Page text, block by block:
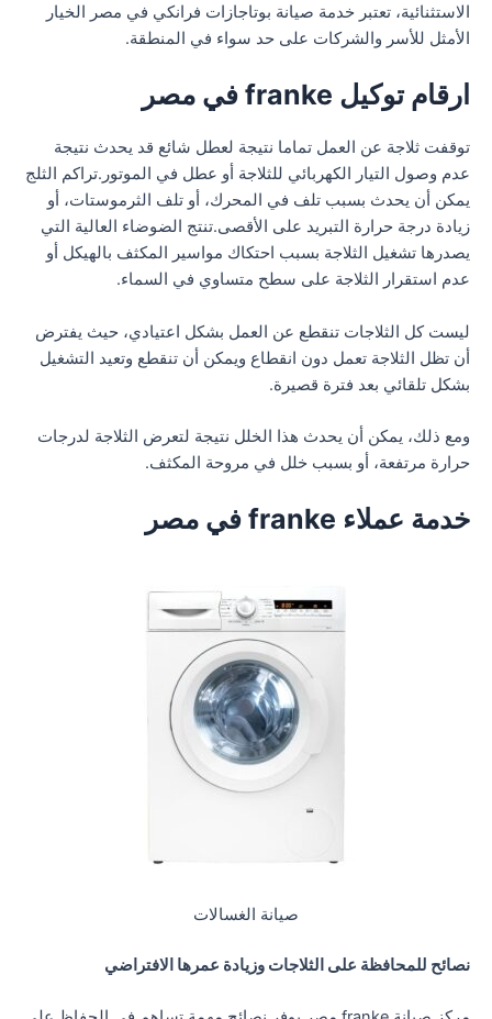
الاستثنائية، تعتبر خدمة صيانة بوتاجازات فرانكي في مصر الخيار
الأمثل للأسر والشركات على حد سواء في المنطقة.
ارقام توكيل franke في مصر
توقفت ثلاجة عن العمل تماما نتيجة لعطل شائع قد يحدث نتيجة
عدم وصول التيار الكهربائي للثلاجة أو عطل في الموتور.تراكم الثلج
يمكن أن يحدث بسبب تلف في المحرك، أو تلف الثرموستات، أو
زيادة درجة حرارة التبريد على الأقصى.تنتج الضوضاء العالية التي
يصدرها تشغيل الثلاجة بسبب احتكاك مواسير المكثف بالهيكل أو
عدم استقرار الثلاجة على سطح متساوي في السماء.
ليست كل الثلاجات تنقطع عن العمل بشكل اعتيادي، حيث يفترض
أن تظل الثلاجة تعمل دون انقطاع ويمكن أن تنقطع وتعيد التشغيل
بشكل تلقائي بعد فترة قصيرة.
ومع ذلك، يمكن أن يحدث هذا الخلل نتيجة لتعرض الثلاجة لدرجات
حرارة مرتفعة، أو بسبب خلل في مروحة المكثف.
خدمة عملاء franke في مصر
صيانة الغسالات
نصائح للمحافظة على الثلاجات وزيادة عمرها الافتراضي